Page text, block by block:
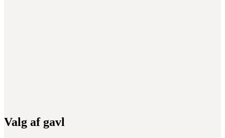
Valg af gavl